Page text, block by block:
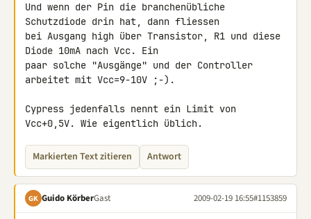
Und wenn der Pin die branchenübliche
Schutzdiode drin hat, dann fliessen
bei Ausgang high über Transistor, R1 und diese
Diode 10mA nach Vcc. Ein
paar solche "Ausgänge" und der Controller
arbeitet mit Vcc=9-10V ;-).
Cypress jedenfalls nennt ein Limit von
Vcc+0,5V. Wie eigentlich üblich.
Markierten Text zitieren Antwort
GK Guido KörberGast 2009-02-19 16:55#1153859